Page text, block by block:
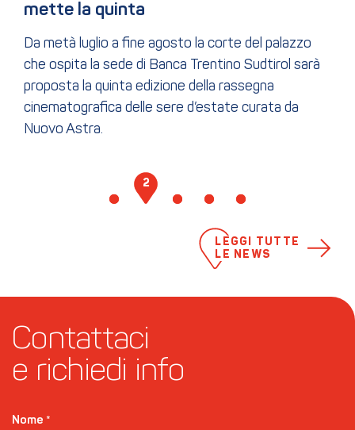
LEGGI TUTTE
LE NEWS
mette la quinta
Da metà luglio a fine agosto la corte del palazzo
che ospita la sede di Banca Trentino Sudtirol sarà
proposta la quinta edizione della rassegna
cinematografica delle sere d’estate curata da
Nuovo Astra.
2
Contattaci
e richiedi info
Nome *